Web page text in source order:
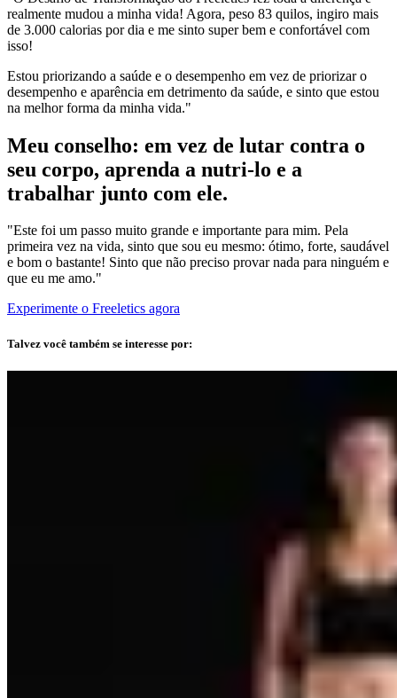
realmente mudou a minha vida! Agora, peso 83 quilos, ingiro mais
de 3.000 calorias por dia e me sinto super bem e confortável com
isso!
Estou priorizando a saúde e o desempenho em vez de priorizar o
desempenho e aparência em detrimento da saúde, e sinto que estou
na melhor forma da minha vida."
Meu conselho: em vez de lutar contra o
seu corpo, aprenda a nutri-lo e a
trabalhar junto com ele.
"Este foi um passo muito grande e importante para mim. Pela
primeira vez na vida, sinto que sou eu mesmo: ótimo, forte, saudável
e bom o bastante! Sinto que não preciso provar nada para ninguém e
que eu me amo."
Experimente o Freeletics agora
Talvez você também se interesse por: